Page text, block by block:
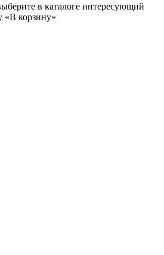
в каталоге интересующий
«В корзину»